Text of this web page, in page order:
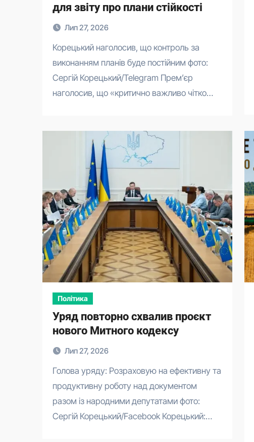
для звіту про плани стійкості
Лип 27, 2026
Корецький наголосив, що контроль за
виконанням планів буде постійним фото:
Сергій Корецький/Telegram Прем’єр
наголосив, що «критично важливо чітко…
Політика
Уряд повторно схвалив проєкт
нового Митного кодексу
Лип 27, 2026
Голова уряду: Розраховую на ефективну та
продуктивну роботу над документом
разом із народними депутатами фото:
Сергій Корецький/Facebook Корецький:…